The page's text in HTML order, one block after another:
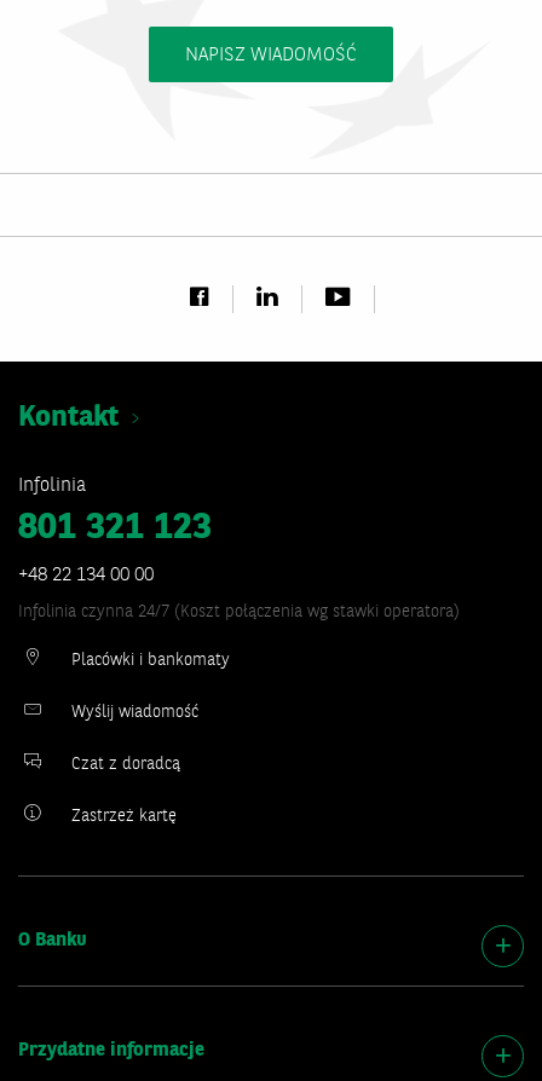
NAPISZ WIADOMOŚĆ
Kontakt
Infolinia
801 321 123
+48 22 134 00 00
Infolinia czynna 24/7 (Koszt połączenia wg stawki operatora)
Placówki i bankomaty
Wyślij wiadomość
Czat z doradcą
Zastrzeż kartę
O Banku
Przydatne informacje